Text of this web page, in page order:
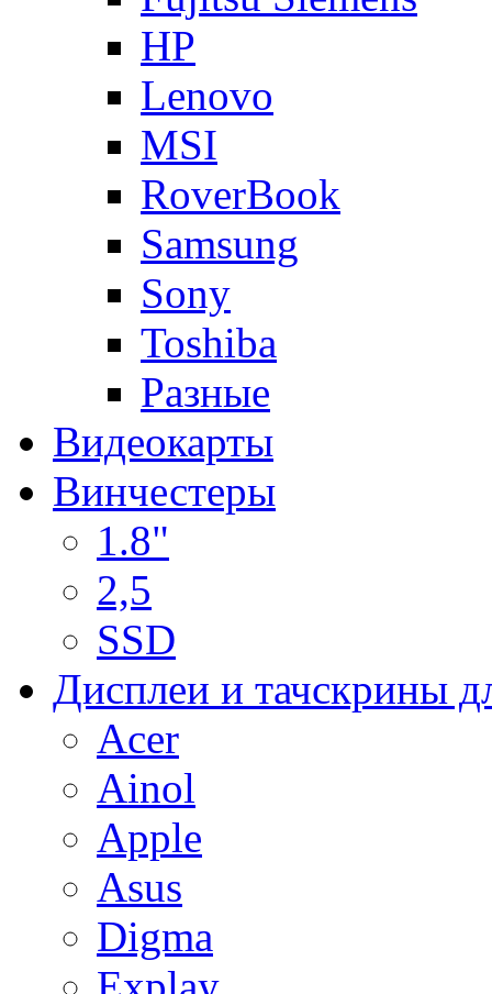
HP
Lenovo
MSI
RoverBook
Samsung
Sony
Toshiba
Разные
Видеокарты
Винчестеры
1.8"
2,5
SSD
Дисплеи и тачскрины
Acer
Ainol
Apple
Asus
Digma